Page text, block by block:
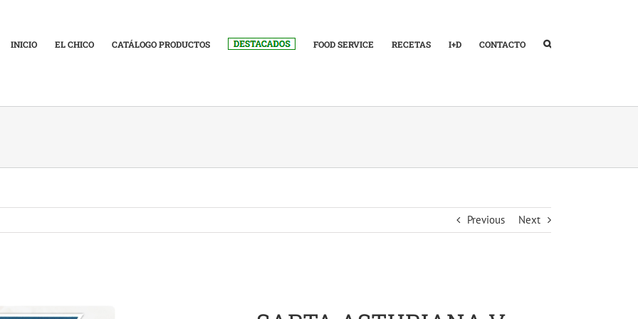
INICIO EL CHICO CATÁLOGO PRODUCTOS FOOD SERVICE RECETAS I+D CONTACTO
Previous Next